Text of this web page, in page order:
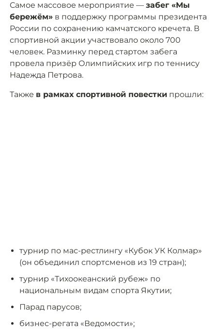
Самое массовое мероприятие — забег «Мы
бережём» в поддержку программы президента
России по сохранению камчатского кречета. В
спортивной акции участвовало около 700
человек. Разминку перед стартом забега
провела призёр Олимпийских игр по теннису
Надежда Петрова.
Также в рамках спортивной повестки прошли:
турнир по мас-рестлингу «Кубок УК Колмар»
(он объединил спортсменов из 19 стран);
турнир «Тихоокеанский рубеж» по
национальным видам спорта Якутии;
Парад парусов;
бизнес-регата «Ведомости»;